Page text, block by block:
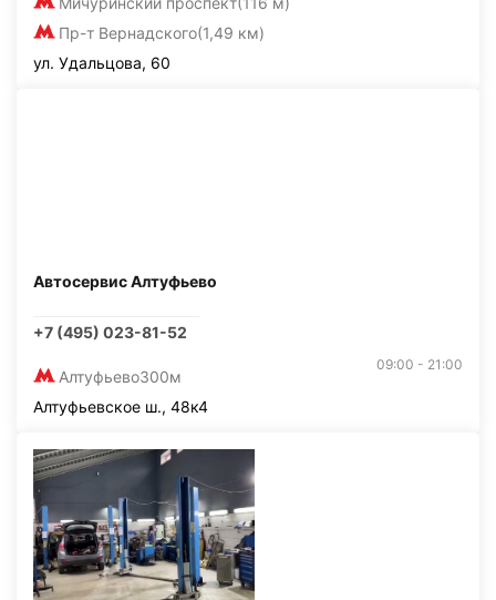
Пр-т Вернадского(1,49 км)
ул. Удальцова, 60
Автосервис Алтуфьево
+7 (495) 023-81-52
Алтуфьево300м
09:00 - 21:00
Алтуфьевское ш., 48к4